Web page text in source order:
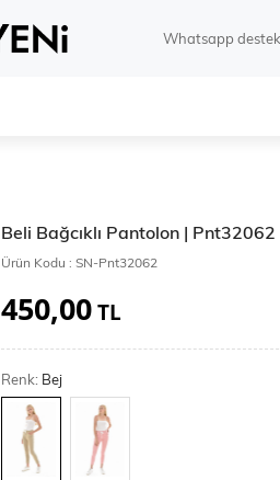
Whatsapp
Beli Bağcıklı Pantolon | Pnt32062
Ürün Kodu : SN-Pnt32062
450,00TL
Renk: Bej